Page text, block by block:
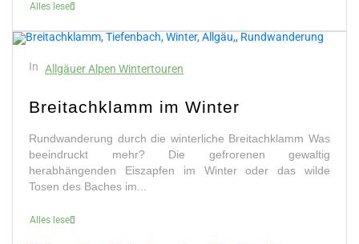
Alles lesen
In Allgäuer Alpen Wintertouren
Breitachklamm im Winter
Rundwanderung durch die winterliche Breitachklamm Was
beeindruckt mehr? Die gefrorenen gewaltig
herabhängenden Eiszapfen im Winter oder das wilde
Tosen des Baches im...
Alles lesen